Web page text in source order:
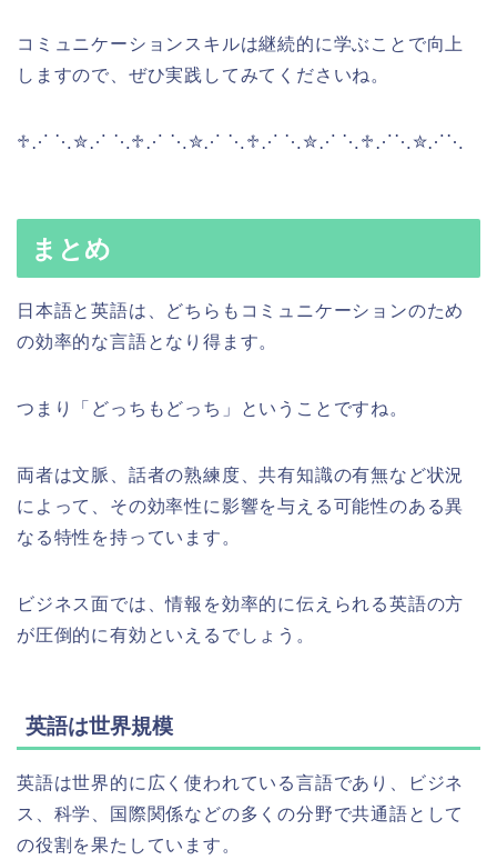
コミュニケーションスキルは継続的に学ぶことで向上
しますので、ぜひ実践してみてくださいね。
♱⋰ ⋱✮⋰ ⋱♱⋰ ⋱✮⋰ ⋱♱⋰ ⋱✮⋰ ⋱♱⋰⋱✮⋰⋱
まとめ
日本語と英語は、どちらもコミュニケーションのため
の効率的な言語となり得ます。
つまり「どっちもどっち」ということですね。
両者は文脈、話者の熟練度、共有知識の有無など状況
によって、その効率性に影響を与える可能性のある異
なる特性を持っています。
ビジネス面では、情報を効率的に伝えられる英語の方
が圧倒的に有効といえるでしょう。
英語は世界規模
英語は世界的に広く使われている言語であり、ビジネ
ス、科学、国際関係などの多くの分野で共通語として
の役割を果たしています。